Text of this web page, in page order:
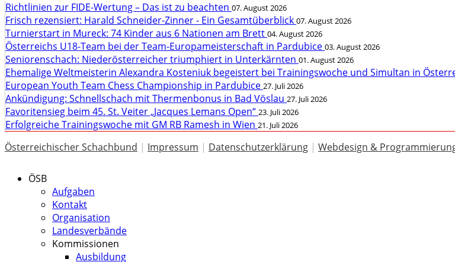
Richtlinien zur FIDE-Wertung – Das ist zu beachten 07. August 2026
Frisch rezensiert: Harald Schneider-Zinner - Ein Gesamtüberblick 07. August 2026
Turnierstart in Mureck: 74 Kinder aus 6 Nationen am Brett 04. August 2026
Österreichs U18-Team bei der Team-Europameisterschaft in Pardubice 03. August 2026
Seniorenschach: Niederösterreicher triumphiert in Unterkärnten 01. August 2026
Ehemalige Weltmeisterin Alexandra Kosteniuk begeistert bei Trainingswoche und Simultan in
European Youth Team Chess Championship in Pardubice 27. Juli 2026
Ankündigung: Schnellschach mit Thermenbonus in Bad Vöslau 27. Juli 2026
Favoritensieg beim 45. St. Veiter „Jacques Lemans Open“ 23. Juli 2026
Erfolgreiche Trainingswoche mit GM RB Ramesh in Wien 21. Juli 2026
Österreichischer Schachbund | Impressum | Datenschutzerklärung | Webdesign &
ÖSB
Aufgaben
Kontakt
Organisation
Landesverbände
Kommissionen
Ausbildung